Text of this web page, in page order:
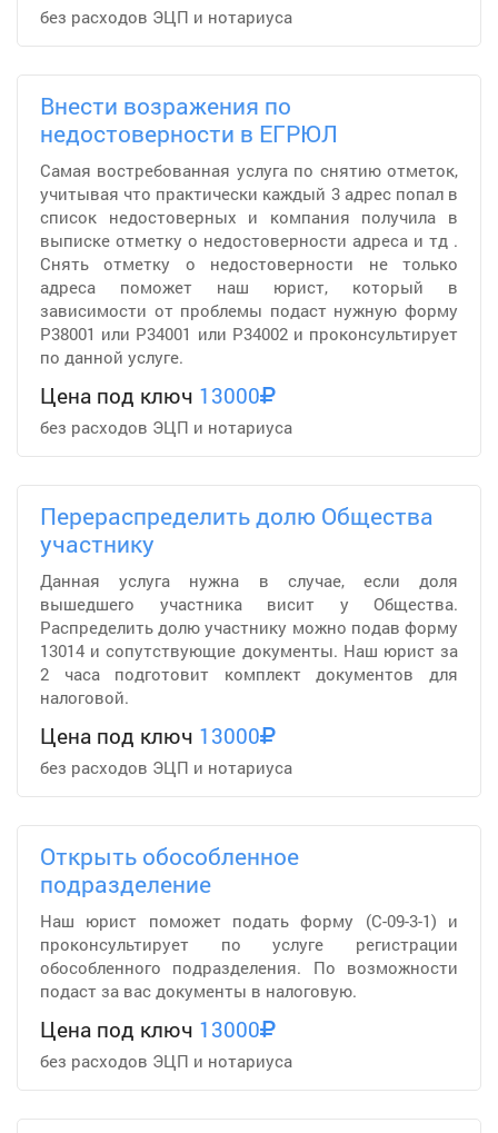
без расходов ЭЦП и нотариуса
Внести возражения по
недостоверности в ЕГРЮЛ
Самая востребованная услуга по снятию отметок,
учитывая что практически каждый 3 адрес попал в
список недостоверных и компания получила в
выписке отметку о недостоверности адреса и тд .
Снять отметку о недостоверности не только
адреса поможет наш юрист, который в
зависимости от проблемы подаст нужную форму
Р38001 или Р34001 или Р34002 и проконсультирует
по данной услуге.
Цена под ключ 13000
без расходов ЭЦП и нотариуса
Перераспределить долю Общества
участнику
Данная услуга нужна в случае, если доля
вышедшего участника висит у Общества.
Распределить долю участнику можно подав форму
13014 и сопутствующие документы. Наш юрист за
2 часа подготовит комплект документов для
налоговой.
Цена под ключ 13000
без расходов ЭЦП и нотариуса
Открыть обособленное
подразделение
Наш юрист поможет подать форму (С-09-3-1) и
проконсультирует по услуге регистрации
обособленного подразделения. По возможности
подаст за вас документы в налоговую.
Цена под ключ 13000
без расходов ЭЦП и нотариуса